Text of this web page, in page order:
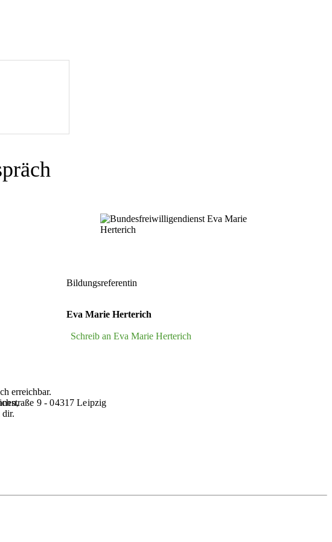
Bildungsreferentin
Eva Marie Herterich
Schreib an Eva Marie Herterich
9 - 04317 Leipzig
erreichbar.
dir.